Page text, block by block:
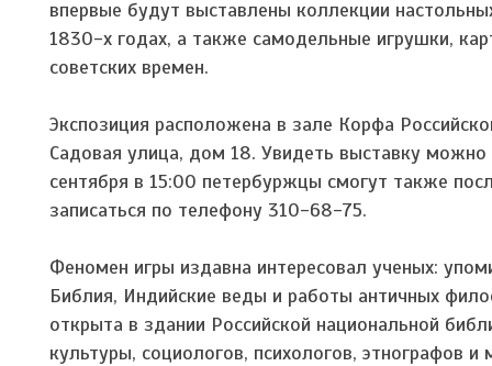
впервые будут выставлены коллекции
1830-х годах, а также самодельные игрушки,
советских времен.
Экспозиция расположена в зале Корфа
Садовая улица, дом 18. Увидеть выставку
сентября в 15:00 петербуржцы смогут также
записаться по телефону 310-68-75.
Феномен игры издавна интересовал ученых:
Библия, Индийские веды и работы античных
открыта в здании Российской национальной
культуры, социологов, психологов, этнографов и